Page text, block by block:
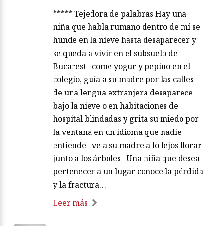
***** Tejedora de palabras Hay una
niña que habla rumano dentro de mí se
hunde en la nieve hasta desaparecer y
se queda a vivir en el subsuelo de
Bucarest come yogur y pepino en el
colegio, guía a su madre por las calles
de una lengua extranjera desaparece
bajo la nieve o en habitaciones de
hospital blindadas y grita su miedo por
la ventana en un idioma que nadie
entiende ve a su madre a lo lejos llorar
junto a los árboles Una niña que desea
pertenecer a un lugar conoce la pérdida
y la fractura…
Leer más